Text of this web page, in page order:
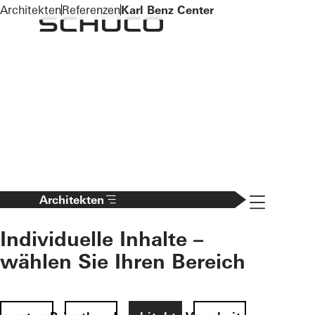
To the main content
Architekten
Individuelle Inhalte –
wählen Sie Ihren Bereich
Navigation
ArchitektenReferenzenKarl Benz Center